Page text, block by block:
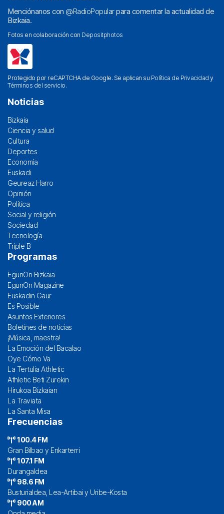
Menciónanos con @RadioPopularpara comentar la actualidad de
Bizkaia.
Fotos en colaboración con Depositphotos
Protegido por reCAPTCHA de Google. Se aplican su Política de Privacidad y
Términos del servicio.
Noticias
Bizkaia
Ciencia y salud
Cultura
Deportes
Economía
Euskadi
Geureaz Harro
Opinión
Política
Social y religión
Sociedad
Tecnología
Triple B
Programas
EgunOn Bizkaia
EgunOn Magazine
Euskadin Gaur
Es Posible
Asuntos Exteriores
Boletines de noticias
¡Música, maestra!
La Emoción del Bacalao
Oye Cómo Va
La Tertulia Athletic
Athletic Beti Zurekin
Hirukoa Bizkaian
La Traviata
La Santa Misa
Frecuencias
100.4 FM
Gran Bilbao y Enkarterri
107.1 FM
Durangaldea
98.6 FM
Busturialdea, Lea-Artibai y Uribe-Kosta
900 AM